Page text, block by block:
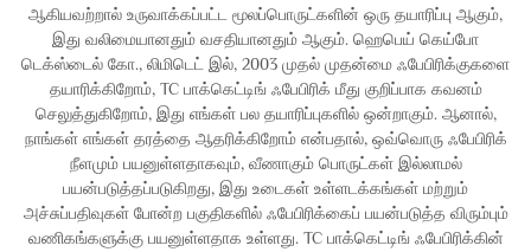
ஆகியவற்றால் உருவாக்கப்பட்ட மூலப்பொருட்களின் ஒரு தயாரிப்பு ஆகும்,
இது வலிமையானதும் வசதியானதும் ஆகும். ஹெபெய் கெய்போ
டெக்ஸ்டைல் கோ., லிமிடெட் இல், 2003 முதல் முதன்மை ஃபேபிரிக்குகளை
தயாரிக்கிறோம், TC பாக்கெட்டிங் ஃபேபிரிக் மீது குறிப்பாக கவனம்
செலுத்துகிறோம், இது எங்கள் பல தயாரிப்புகளில் ஒன்றாகும். ஆனால்,
நாங்கள் எங்கள் தரத்தை ஆதரிக்கிறோம் என்பதால், ஒவ்வொரு ஃபேபிரிக்
நீளமும் பயனுள்ளதாகவும், வீணாகும் பொருட்கள் இல்லாமல்
பயன்படுத்தப்படுகிறது, இது உடைகள் உள்ளடக்கங்கள் மற்றும்
அச்சுப்பதிவுகள் போன்ற பகுதிகளில் ஃபேபிரிக்கைப் பயன்படுத்த விரும்பும்
வணிகங்களுக்கு பயனுள்ளதாக உள்ளது. TC பாக்கெட்டிங் ஃபேபிரிக்கின்